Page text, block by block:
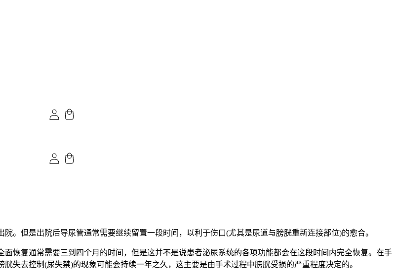
。但是出院后导尿管通常需要继续留置一段时间，以利于伤口(尤其是尿道与膀胱重新连接部位)的愈合。
恢复通常需要三到四个月的时间，但是这并不是说患者泌尿系统的各项功能都会在这段时间内完全恢复。在手
失去控制(尿失禁)的现象可能会持续一年之久，这主要是由手术过程中膀胱受损的严重程度决定的。